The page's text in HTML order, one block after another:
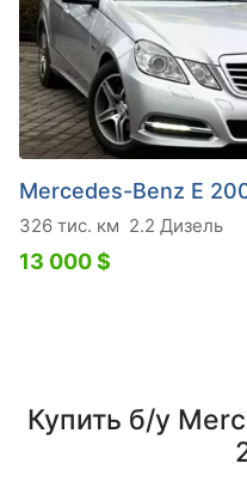
Mercedes-Benz E
326 тис. км 2.2 Дизель
13 000 $
Купить б/у